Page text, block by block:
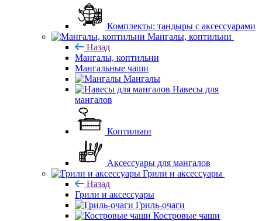
Комплекты: тандыры с аксессуарами
Мангалы, коптильни
Назад
Мангалы, коптильни
Мангальные чаши
Мангалы
Навесы для
мангалов
Коптильни
Аксессуары для мангалов
Грили и аксессуары
Назад
Грили и аксессуары
Гриль-очаги
Костровые чаши